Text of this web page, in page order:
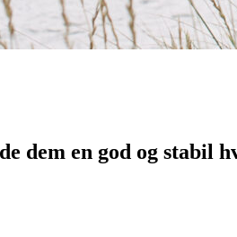
dem en god og stabil